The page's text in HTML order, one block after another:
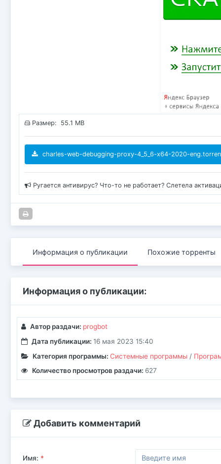
Размер: 55.1 MB
charles-web-debugging-proxy-4_5_6-x64-2020-
Ругается антивирус? Что-то не работает? Слетела
Информация о публикации Похожие торренты
Информация о публикации:
Автор раздачи: progbot
Дата публикации: 16 мая 2023 15:40
Категория программы: Системные программы/
Количество просмотров раздачи: 627
Добавить комментарий
Имя: *